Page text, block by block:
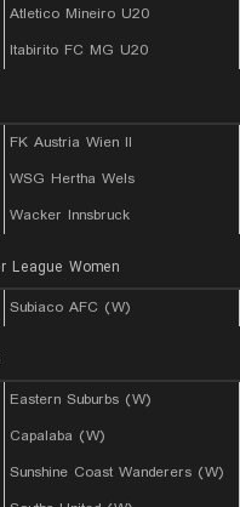
Atletico Mineiro U20
Itabirito FC MG U20
FK Austria Wien II
WSG Hertha Wels
Wacker Innsbruck
League Women
Subiaco AFC (W)
Eastern Suburbs (W)
Capalaba (W)
Sunshine Coast Wanderers (W)